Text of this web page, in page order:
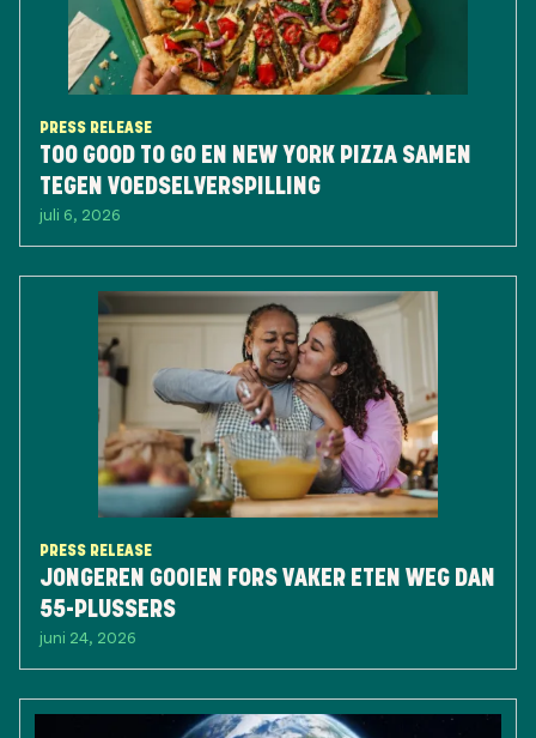
PRESS RELEASE
TOO GOOD TO GO EN NEW YORK PIZZA SAMEN
TEGEN VOEDSELVERSPILLING
juli 6, 2026
PRESS RELEASE
JONGEREN GOOIEN FORS VAKER ETEN WEG DAN
55-PLUSSERS
juni 24, 2026